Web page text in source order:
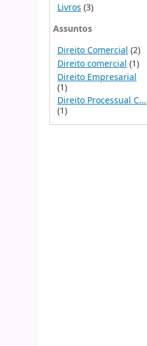
Livros (3)
Assuntos
Direito Comercial (2)
Direito comercial (1)
Direito Empresarial
(1)
Direito Processual C...
(1)